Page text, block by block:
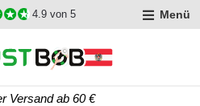
4.9 von 5 Menü
Versand ab 60 €